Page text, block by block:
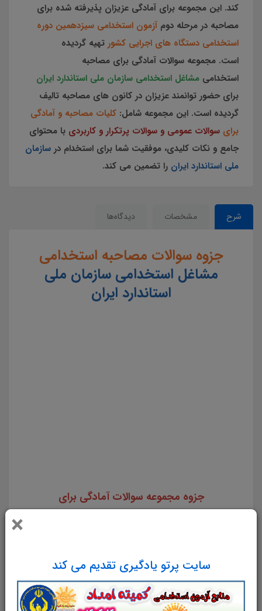
×
سایت پرتو یادگیری تقدیم می کند
کند. این مجموعه برای آمادگی عزیزان پذیرفته شده برای
مصاحبه در مرحله دوم آزمون استخدامی سیزدهمین دوره
استخدامی دستگاه های اجرایی کشور تهیه گردیده
است. مجموعه سوالات آمادگی برای مصاحبه
استخدامی مشاغل استخدامی سازمان ملی استاندارد ایران
برای حضور توانمند عزیزان در کانون های مصاحبه تالیف
گردیده است. این مجموعه شامل: کلیات مصاحبه و آمادگی
برای سوالات عمومی و سوالات پرتکرار و کاربردی با محتوای
جامع و نکات کلیدی، موفقیت شما برای استخدام در سازمان
ملی استاندارد ایران را تضمین می کند.
شرح مشخصات دیدگاه‌ها
جزوه سوالات مصاحبه استخدامی
مشاغل استخدامی سازمان ملی
استاندارد ایران
جزوه مجموعه سوالات آمادگی برای
ویژگی ها و ملاک های لازم را برای حضور در
مصاحبه ترسیم نموده و شما را برای حضور فیزیکی
برای مصاحبه آماده می کند.بخش 2 که مباحث